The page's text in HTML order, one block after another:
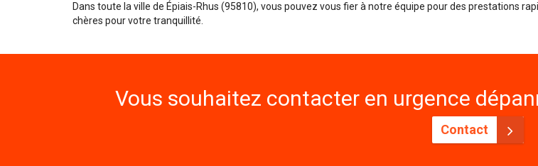
Dans toute la ville de Épiais-Rhus (95810), vous pouvez vous fier à notre équipe pour des prestations
chères pour votre tranquillité.
Vous souhaitez contacter en urgence
Contact